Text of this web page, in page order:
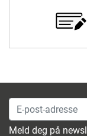
E-post-adresse
Meld deg på